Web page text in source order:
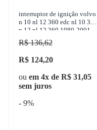
interruptor de ignição volvo
n 10 nl 12 360 edc nl 10 340
n 12 nl 12 360 1980-2001
marzu - a130
R$ 136,62
R$ 124,20
ou em 4x de R$ 31,05
sem juros
- 9%